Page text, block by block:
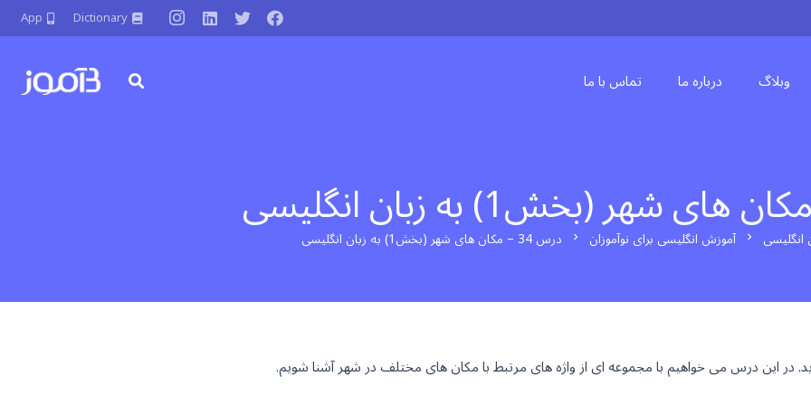
Dictionary
App
وبلاگ درباره ما تماس با ما
chevron_right آموزش انگلیسی برای نوآموزان chevron_right درس 34 – مکان های شهر (بخش1) به زبان انگلیسی
در این درس می خواهیم با مجموعه ای از واژه های مرتبط با مکان های مختلف در شهر آشنا شویم.